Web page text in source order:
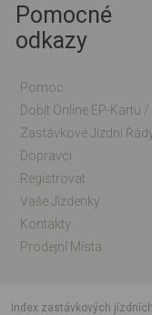
Pomocné
odkazy
Pomoc
Zastávkové Jízdní
Dopravci
Registrovat
Vaše Jízdenky
Kontakty
Prodejní Místa
index zastávkových